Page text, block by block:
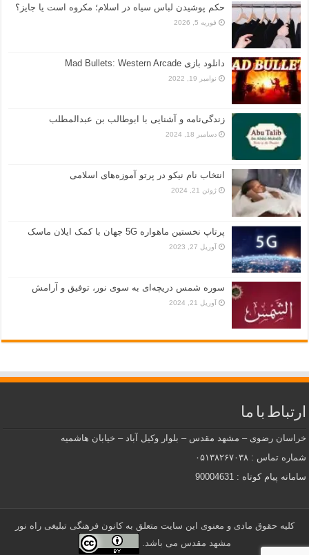
حکم پوشیدن لباس سیاه در اسلام؛ مکروه است یا جایز؟
فوریه 5, 2026
دانلود بازی Mad Bullets: Western Arcade
نوامبر 19, 2022
زندگی‌نامه و آشنایی با ابوطالب بن عبدالمطلب
دسامبر 18, 2024
انتخاب نام نیکو در پرتو آموزه‌های اسلامی
ژوئن 21, 2024
پرتاپ نخستین ماهواره 5G جهان با کمک ایلان ماسک
آوریل 27, 2023
سوره شمس دریچه‌ای به سوی نور، توفیق و آرامش
آوریل 21, 2024
ارتباط با ما
خراسان رضوی – مشهد مقدس – بلوار وکیل آباد – خیابان هاشمیه
شماره تماس : ۰۵۱۳۸۲۶۷۰۳۸
سامانه پیام کوتاه : 90004631
کلیه حقوق مادی و معنوی این سایت متعلق به کانون فرهنگی تبلیغی راه نور
مشهد مقدس می باشد.